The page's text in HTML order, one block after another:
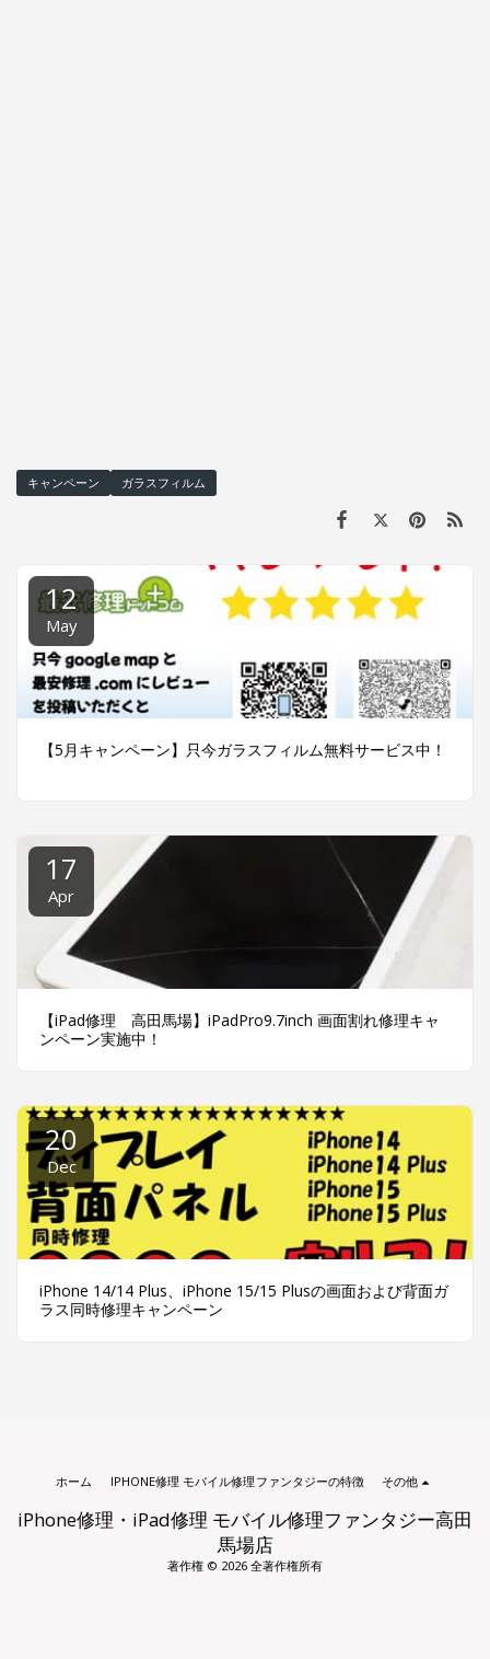
キャンペーン ガラスフィルム
12
May
【5月キャンペーン】只今ガラスフィルム無料サービス中！
17
Apr
【iPad修理 高田馬場】iPadPro9.7inch 画面割れ修理キャ
ンペーン実施中！
20
Dec
iPhone 14/14 Plus、iPhone 15/15 Plusの画面および背面ガ
ラス同時修理キャンペーン
iPhone修理・iPad修理 モバイル修理ファンタジー高田
馬場店
著作権 © 2026 全著作権所有
ホーム IPHONE修理 モバイル修理ファンタジーの特徴 その他